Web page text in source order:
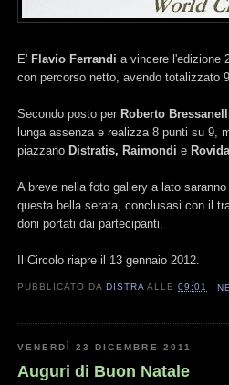
E' Flavio Ferrandi a vincere l'edizione
con percorso netto, avendo totalizzato
Secondo posto per Roberto
lunga assenza e realizza 8 punti su 9,
piazzano Distratis, Raimondi e Rovida
A breve nella foto gallery a lato
questa bella serata, conclusasi con il
doni portati dai partecipanti.
Il Circolo riapre il 13 gennaio 2012.
PUBBLICATO DA DISTRA ALLE09:01
VENERDÌ 23 DICEMBRE 2011
Auguri di Buon Natale